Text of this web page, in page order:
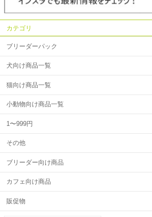
カテゴリ
ブリーダーパック
犬向け商品一覧
猫向け商品一覧
小動物向け商品一覧
1〜999円
その他
ブリーダー向け商品
カフェ向け商品
販促物